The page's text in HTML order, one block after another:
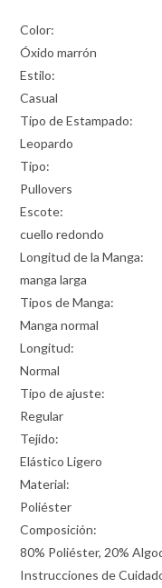
Color:
Óxido marrón
Estilo:
Casual
Tipo de Estampado:
Leopardo
Tipo:
Pullovers
Escote:
cuello redondo
Longitud de la Manga:
manga larga
Tipos de Manga:
Manga normal
Longitud:
Normal
Tipo de ajuste:
Regular
Tejido:
Elástico Ligero
Material:
Poliéster
Composición:
80% Poliéster, 20%
Instrucciones de